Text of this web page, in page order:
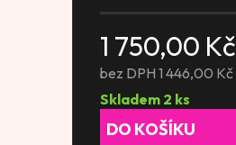
1 750,00 Kč
bez DPH 1 446,00 Kč
Skladem 2 ks
DO KOŠÍKU